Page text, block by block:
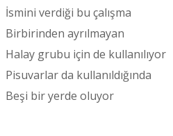
İsmini verdiği bu çalışma
Birbirinden ayrılmayan
Halay grubu için de kullanılıyor
Pisuvarlar da kullanıldığında
Beşi bir yerde oluyor